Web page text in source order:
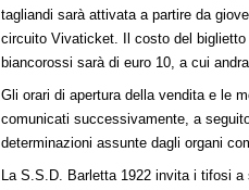
tagliandi sarà attivata a partire da
circuito Vivaticket. Il costo del
biancorossi sarà di euro 10, a cui
Gli orari di apertura della vendita e le
comunicati successivamente, a
determinazioni assunte dagli organi
La S.S.D. Barletta 1922 invita i tifosi